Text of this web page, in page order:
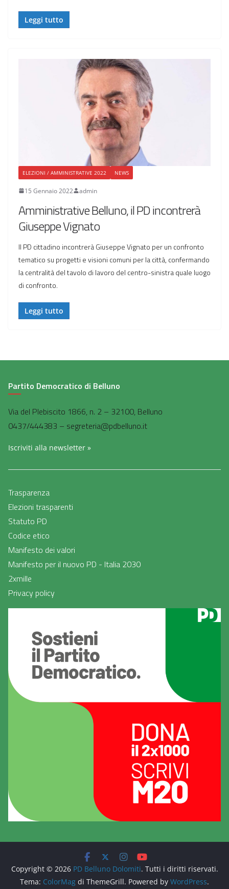
Leggi tutto
ELEZIONI / AMMINISTRATIVE 2022 NEWS
15 Gennaio 2022 admin
Amministrative Belluno, il PD incontrerà
Giuseppe Vignato
Il PD cittadino incontrerà Giuseppe Vignato per un confronto
tematico su progetti e visioni comuni per la città, confermando
la centralità del tavolo di lavoro del centro-sinistra quale luogo
di confronto.
Leggi tutto
Partito Democratico di Belluno
Via del Plebiscito 1866, n. 2 – 32100, Belluno
0437/444383 – segreteria@pdbelluno.it
Iscriviti alla newsletter »
Trasparenza
Elezioni trasparenti
Statuto PD
Codice etico
Manifesto dei valori
Manifesto per il nuovo PD - Italia 2030
2xmille
Privacy policy
Copyright © 2026 PD Belluno Dolomiti. Tutti i diritti riservati.
Tema: ColorMag di ThemeGrill. Powered by WordPress.